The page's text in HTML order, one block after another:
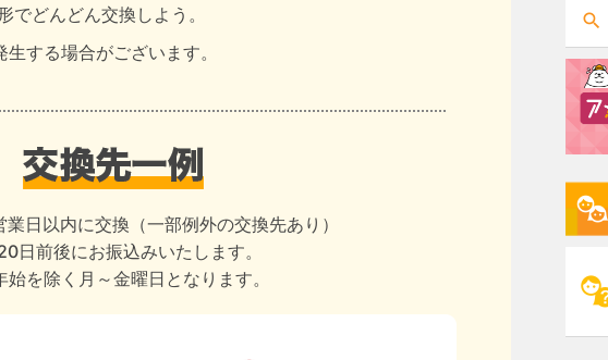
でどんどん交換しよう。
する場合がございます。
日以内に交換（一部例外の交換先あり）
日前後にお振込みいたします。
を除く月～金曜日となります。